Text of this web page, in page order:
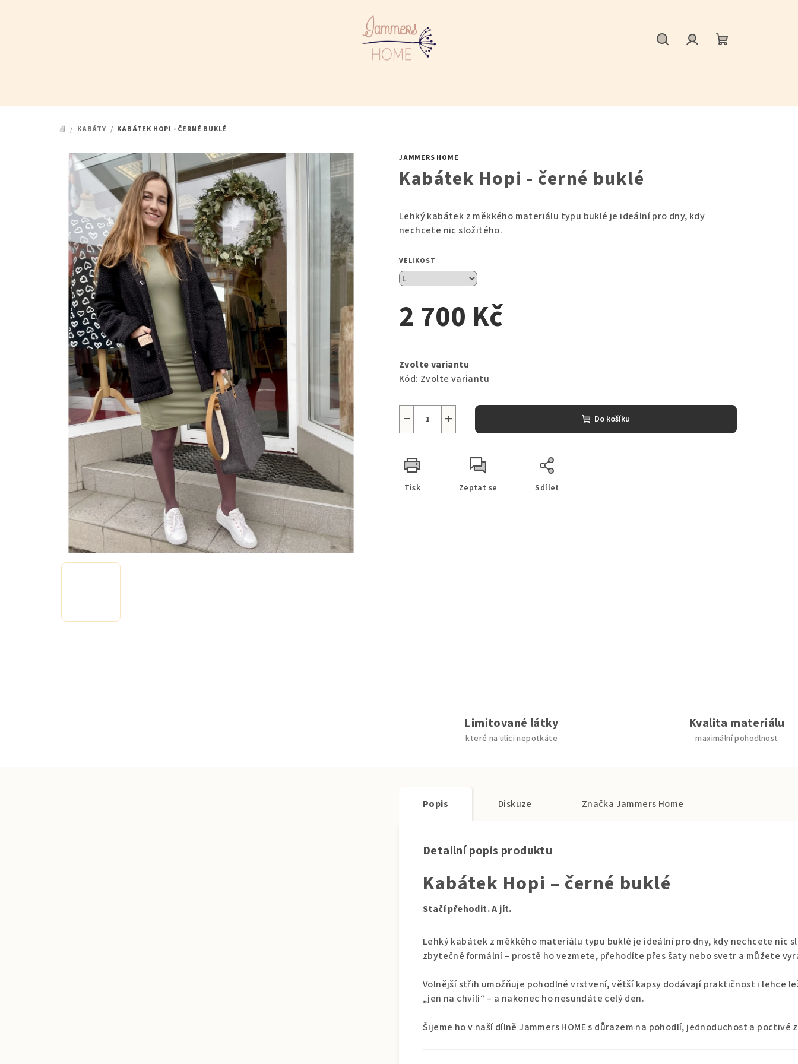
DOMŮ
/ KABÁTY / KABÁTEK HOPI - ČERNÉ BUKLÉ
JAMMERS HOME
Kabátek Hopi - černé buklé
Lehký kabátek z měkkého materiálu typu buklé je ideální pro dny, kdy
nechcete nic složitého.
VELIKOST
2 700 Kč
cena:
Zvolte variantu
Kód: Zvolte variantu
+
− Do košíku
Tisk Zeptat se Sdílet
Limitované látky
které na ulici nepotkáte
Kvalita materiálu
maximální pohodlnost
Popis Diskuze Značka Jammers Home
Detailní popis produktu
Kabátek Hopi – černé buklé
Stačí přehodit. A jít.
Lehký kabátek z měkkého materiálu typu buklé je ideální pro dny, kdy nechcete nic
zbytečně formální – prostě ho vezmete, přehodíte přes šaty nebo svetr a můžete
Volnější střih umožňuje pohodlné vrstvení, větší kapsy dodávají praktičnost i lehce
„jen na chvíli“ – a nakonec ho nesundáte celý den.
Šijeme ho v naší dílně Jammers HOME s důrazem na pohodlí, jednoduchost a poctivé